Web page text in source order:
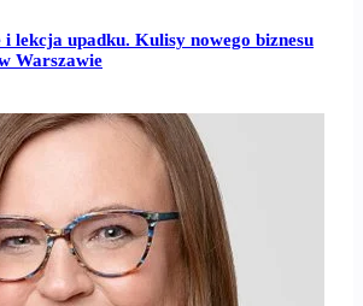
lekcja upadku. Kulisy nowego biznesu
Warszawie